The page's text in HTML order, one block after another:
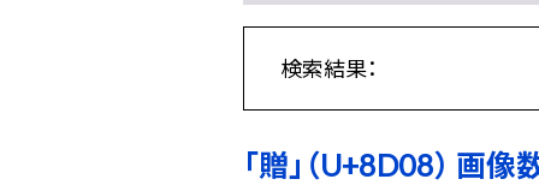
検索結果：
「贈」（U+8D08） 画